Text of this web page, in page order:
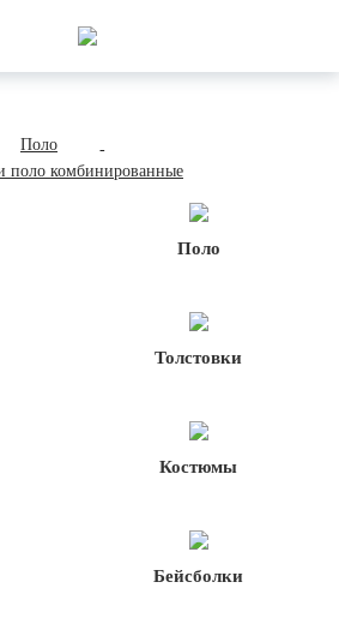
Поло
-
поло комбинированные
Поло
Толстовки
Костюмы
Бейсболки